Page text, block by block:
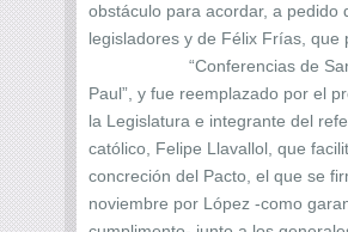
obstáculo para acordar, a pedido
legisladores y de Félix Frías, que
“Conferencias de San
Paul”, y fue reemplazado por el
la Legislatura e integrante del
católico, Felipe Llavallol, que
concreción del Pacto, el que se
noviembre por López -como